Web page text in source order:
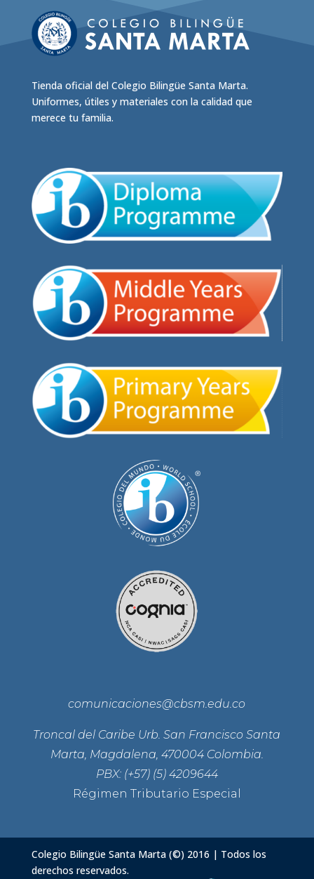
opciones
se
pueden
en
la
página
Tienda oficial del Colegio Bilingüe Santa Marta.
Uniformes, útiles y materiales con la calidad que
merece tu familia.
comunicaciones@cbsm.edu.co
Troncal del Caribe Urb. San Francisco Santa
Marta, Magdalena, 470004 Colombia.
PBX: (+57) (5) 4209644
Régimen Tributario Especial
Colegio Bilingüe Santa Marta (©) 2016 | Todos los
derechos reservados.